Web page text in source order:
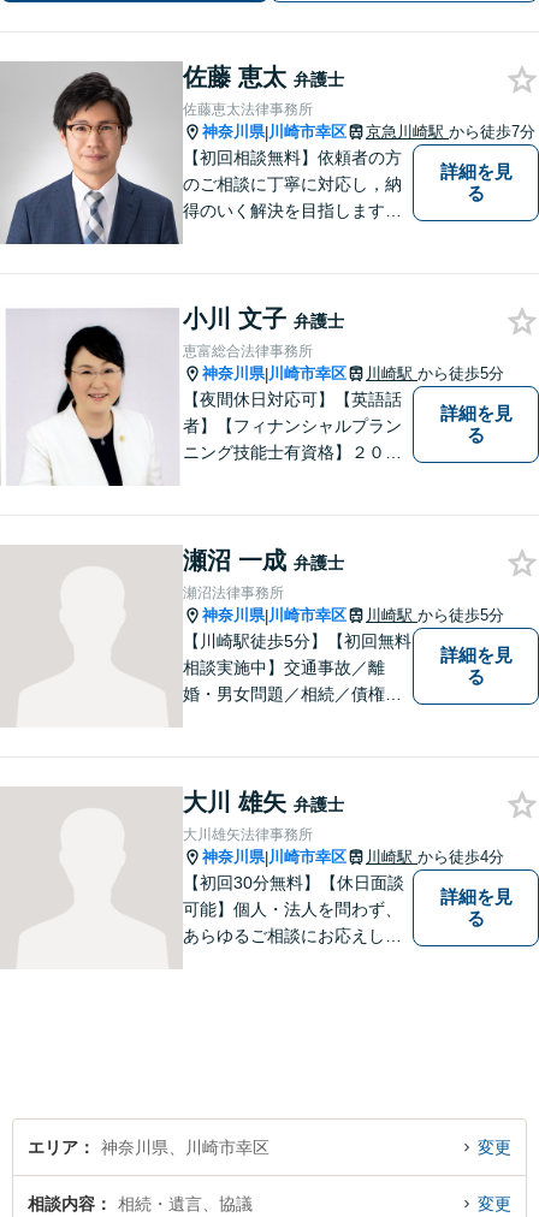
サポートします。
佐藤 恵太 弁護士
佐藤恵太法律事務所
神奈川県|川崎市幸区 京急川崎駅 から徒歩7分
【初回相談無料】依頼者の方
のご相談に丁寧に対応し，納
得のいく解決を目指します。
詳細を見
る
小川 文子 弁護士
恵富総合法律事務所
神奈川県|川崎市幸区 川崎駅 から徒歩5分
【夜間休日対応可】【英語話
者】【フィナンシャルプラン
ニング技能士有資格】２０年
ております。
詳細を見
る
瀬沼 一成 弁護士
瀬沼法律事務所
神奈川県|川崎市幸区 川崎駅 から徒歩5分
【川崎駅徒歩5分】【初回無料
相談実施中】交通事故／離
婚・男女問題／相続／債権回
をしている方を救うため、全
力で取り組みます。
詳細を見
る
大川 雄矢 弁護士
大川雄矢法律事務所
神奈川県|川崎市幸区 川崎駅 から徒歩4分
【初回30分無料】【休日面談
可能】個人・法人を問わず、
あらゆるご相談にお応えしま
詳細を見
る
エリア 神奈川県、川崎市幸区 変更
相談内容 相続・遺言、協議 変更